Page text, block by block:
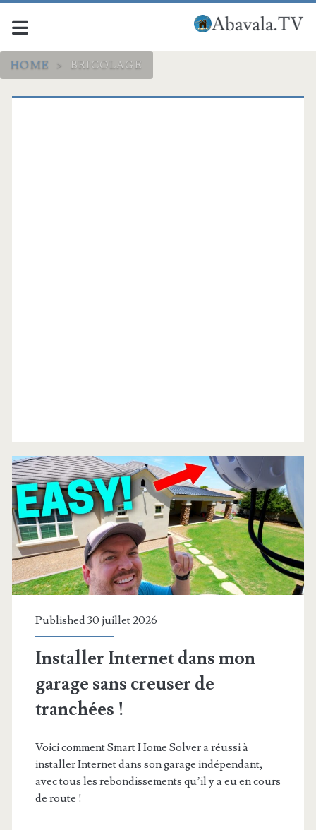
HOME > BRICOLAGE
Étiquette :
<span>bricolage</
Published 30 juillet 2026
Installer Internet dans mon
garage sans creuser de
tranchées !
Voici comment Smart Home Solver a réussi à
installer Internet dans son garage indépendant,
avec tous les rebondissements qu’il y a eu en cours
de route !